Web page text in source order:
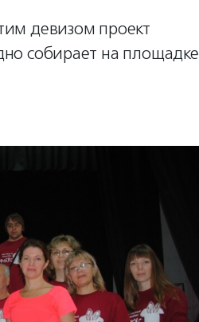
девизом проект
собирает на площадке